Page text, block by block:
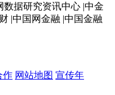
数据研究资讯中心 |中金
|中国网金融 |中国金融
作 网站地图 宣传年